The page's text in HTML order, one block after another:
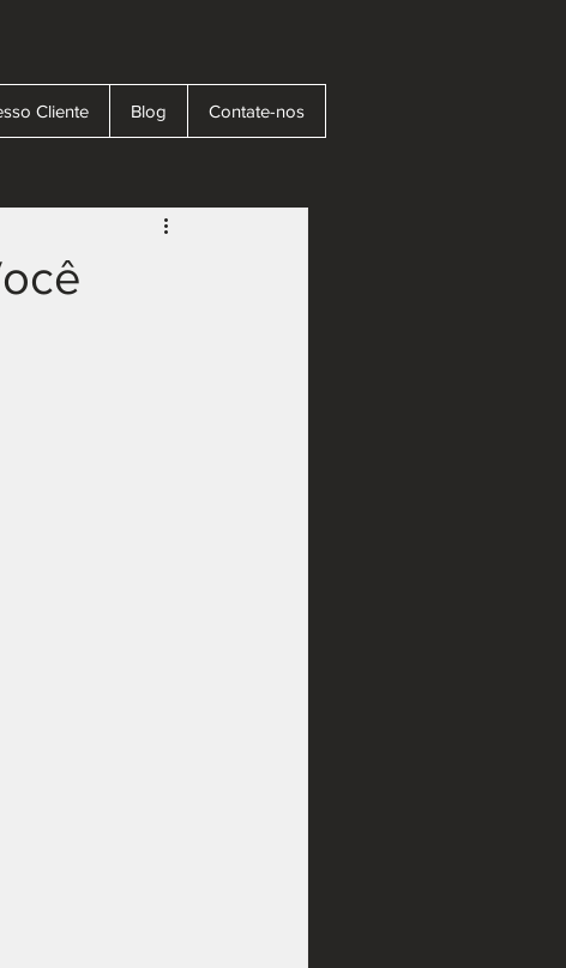
Cliente Blog Contate-nos